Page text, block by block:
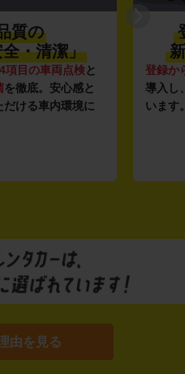
質の
・清潔」
項目の車両点検と
を徹底。安心感と
ける車内環境に
登録か
導入し
います
由を見る